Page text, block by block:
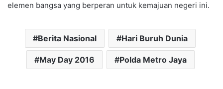
elemen bangsa yang berperan untuk kemajuan negeri ini.
Berita Nasional Hari Buruh Dunia
May Day 2016 Polda Metro Jaya